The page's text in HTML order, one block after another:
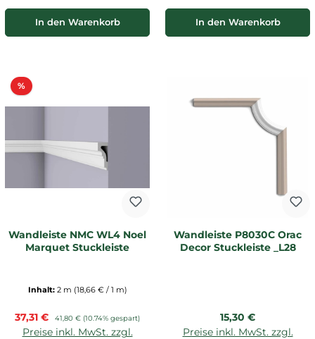
In den Warenkorb In den Warenkorb
%Rabatt
Wandleiste NMC WL4 Noel
Marquet Stuckleiste
Inhalt: 2 m (18,66 € / 1 m)
Verkaufspreis:
37,31 € Regulärer Preis:
41,80 € (10.74% gespart)
Preise inkl. MwSt. zzgl.
Wandleiste P8030C Orac
Decor Stuckleiste _L28
Regulärer Preis:
15,30 €
Preise inkl. MwSt. zzgl.